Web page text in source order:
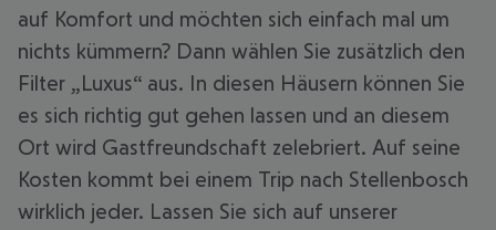
auf Komfort und möchten sich einfach mal um
nichts kümmern? Dann wählen Sie zusätzlich den
Filter „Luxus“ aus. In diesen Häusern können Sie
es sich richtig gut gehen lassen und an diesem
Ort wird Gastfreundschaft zelebriert. Auf seine
Kosten kommt bei einem Trip nach Stellenbosch
wirklich jeder. Lassen Sie sich auf unserer